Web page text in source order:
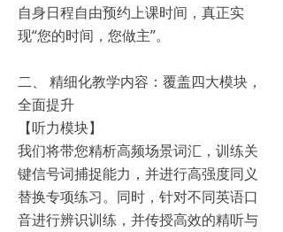
自身日程自由预约上课时间，真正实
现“您的时间，您做主”。
二、 精细化教学内容：覆盖四大模块，
全面提升
【听力模块】
我们将带您精析高频场景词汇，训练关
键信号词捕捉能力，并进行高强度同义
替换专项练习。同时，针对不同英语口
音进行辨识训练，并传授高效的精听与